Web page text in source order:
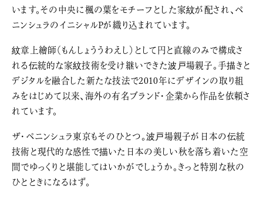
います。その中央に楓の葉をモチーフとした家紋が配され、ペ
ニンシュラのイニシャルPが織り込まれています。
紋章上繪師（もんしょううわえし）として円と直線のみで構成さ
れる伝統的な家紋技術を受け継いできた波戸場親子。手描きと
デジタルを融合した新たな技法で2010年にデザインの取り組
みをはじめて以来、海外の有名ブランド・企業から作品を依頼さ
れています。
ザ・ペニンシュラ東京もそのひとつ。波戸場親子が日本の伝統
技術と現代的な感性で描いた日本の美しい秋を落ち着いた空
間でゆっくりと堪能してはいかがでしょうか。きっと特別な秋の
ひとときになるはず。